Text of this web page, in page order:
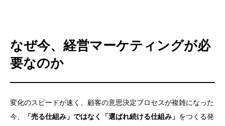
なぜ今、経営マーケティングが必
要なのか
変化のスピードが速く、顧客の意思決定プロセスが複雑になった
今、
「売る仕組み」ではなく「選ばれ続ける仕組み」 をつくる発